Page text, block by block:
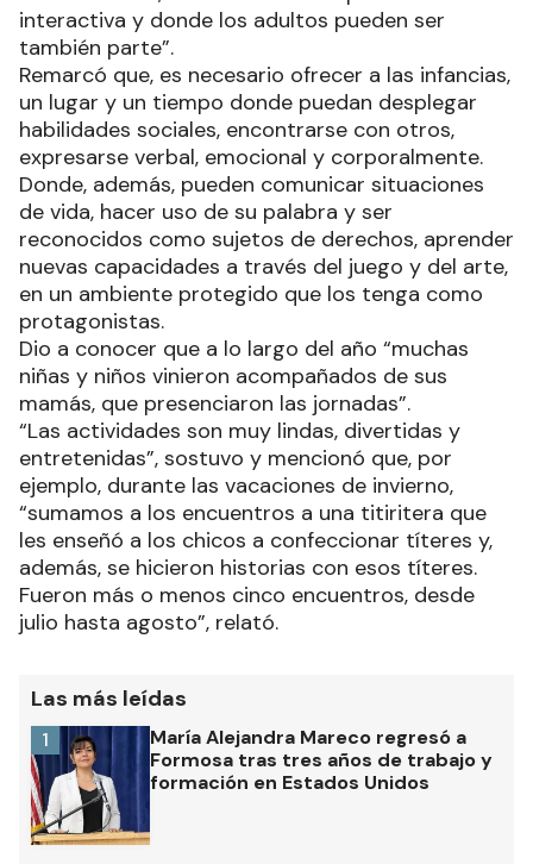
interactiva y donde los adultos pueden ser
también parte”.
Remarcó que, es necesario ofrecer a las infancias,
un lugar y un tiempo donde puedan desplegar
habilidades sociales, encontrarse con otros,
expresarse verbal, emocional y corporalmente.
Donde, además, pueden comunicar situaciones
de vida, hacer uso de su palabra y ser
reconocidos como sujetos de derechos, aprender
nuevas capacidades a través del juego y del arte,
en un ambiente protegido que los tenga como
protagonistas.
Dio a conocer que a lo largo del año “muchas
niñas y niños vinieron acompañados de sus
mamás, que presenciaron las jornadas”.
“Las actividades son muy lindas, divertidas y
entretenidas”, sostuvo y mencionó que, por
ejemplo, durante las vacaciones de invierno,
“sumamos a los encuentros a una titiritera que
les enseñó a los chicos a confeccionar títeres y,
además, se hicieron historias con esos títeres.
Fueron más o menos cinco encuentros, desde
julio hasta agosto”, relató.
Las más leídas
María Alejandra Mareco regresó a
Formosa tras tres años de trabajo y
formación en Estados Unidos
1